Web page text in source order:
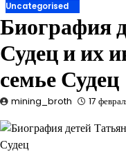
Uncategorised
Биография
Судец и их
семье Судец
mining_broth 17